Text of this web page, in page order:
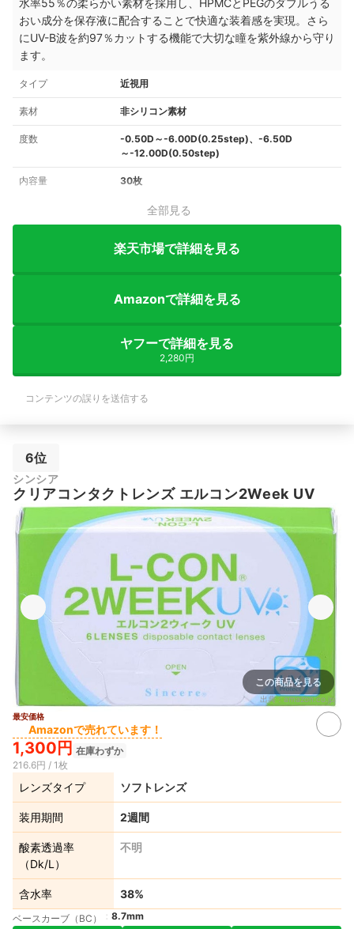
水率55％の柔らかい素材を採用し、HPMCとPEGのダブルうる
おい成分を保存液に配合することで快適な装着感を実現。さら
にUV-B波を約97％カットする機能で大切な瞳を紫外線から守り
ます。
タイプ 近視用
素材 非シリコン素材
度数
-0.50D～-6.00D(0.25step)、-6.50D
～-12.00D(0.50step)
内容量 30枚
全部見る
楽天市場で詳細を見る
Amazonで詳細を見る
ヤフーで詳細を見る
2,280円
コンテンツの誤りを送信する
6位
シンシア
クリアコンタクトレンズ エルコン2Week UV
この商品を見る
出典：amazon.co.jp
最安価格
Amazonで売れています！
1,300円 在庫わずか
216.6円 / 1枚
レンズタイプ ソフトレンズ
装用期間 2週間
酸素透過率
（Dk/L）
不明
含水率 38%
ベースカーブ（BC） 8.7mm